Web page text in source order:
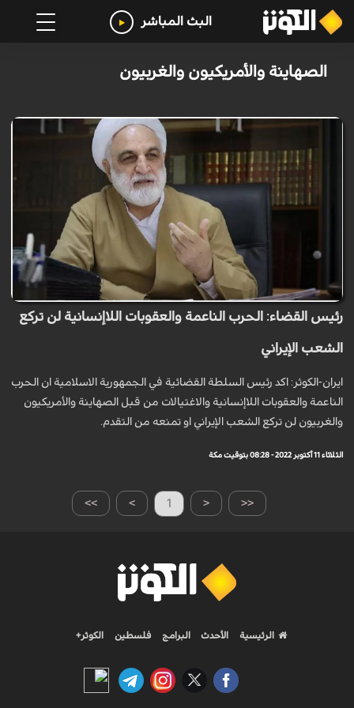
البث المباشر
الصهاينة والأمريكيون والغربيون
رئيس القضاء: الحرب الناعمة والعقوبات اللاإنسانية لن تركع
الشعب الإيراني
ايران-الكوثر: اكد رئيس السلطة القضائية في الجمهورية الاسلامية ان الحرب
الناعمة والعقوبات اللاإنسانية والاغتيالات من قبل الصهاينة والأمريكيون
والغربيون لن تركع الشعب الإيراني او تمنعه من التقدم.
الثلاثاء 11 أكتوبر 2022 - 08:28 بتوقيت مكة
>> > 1 < <<
الرئيسية الأحدث البرامج فلسطين الكوثر+